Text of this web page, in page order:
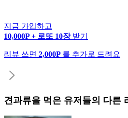
지금 가입하고
10,000P + 로또 10장 받기
리뷰 쓰면 2,000P 를 추가로 드려요
견과류을 먹은 유저들의 다른